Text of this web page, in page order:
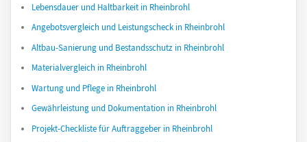
Lebensdauer und Haltbarkeit in Rheinbrohl
Angebotsvergleich und Leistungscheck in Rheinbrohl
Altbau-Sanierung und Bestandsschutz in Rheinbrohl
Materialvergleich in Rheinbrohl
Wartung und Pflege in Rheinbrohl
Gewährleistung und Dokumentation in Rheinbrohl
Projekt-Checkliste für Auftraggeber in Rheinbrohl